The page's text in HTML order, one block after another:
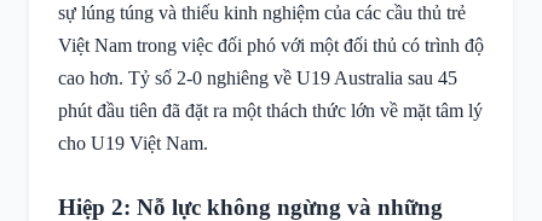
sự lúng túng và thiếu kinh nghiệm của các cầu thủ trẻ
Việt Nam trong việc đối phó với một đối thủ có trình độ
cao hơn. Tỷ số 2-0 nghiêng về U19 Australia sau 45
phút đầu tiên đã đặt ra một thách thức lớn về mặt tâm lý
cho U19 Việt Nam.
Hiệp 2: Nỗ lực không ngừng và những